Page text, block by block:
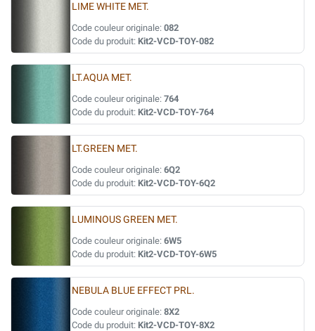
LIME WHITE MET.
Code couleur originale: 082
Code du produit: Kit2-VCD-TOY-082
LT.AQUA MET.
Code couleur originale: 764
Code du produit: Kit2-VCD-TOY-764
LT.GREEN MET.
Code couleur originale: 6Q2
Code du produit: Kit2-VCD-TOY-6Q2
LUMINOUS GREEN MET.
Code couleur originale: 6W5
Code du produit: Kit2-VCD-TOY-6W5
NEBULA BLUE EFFECT PRL.
Code couleur originale: 8X2
Code du produit: Kit2-VCD-TOY-8X2